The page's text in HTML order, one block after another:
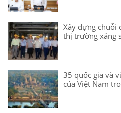
Xây dựng chuỗi
thị trường xăng
35 quốc gia và
của Việt Nam